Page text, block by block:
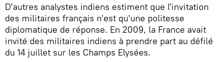
D'autres analystes indiens estiment que l'invitation
des militaires français n'est qu'une politesse
diplomatique de réponse. En 2009, la France avait
invité des militaires indiens à prendre part au défilé
du 14 juillet sur les Champs Elysées.